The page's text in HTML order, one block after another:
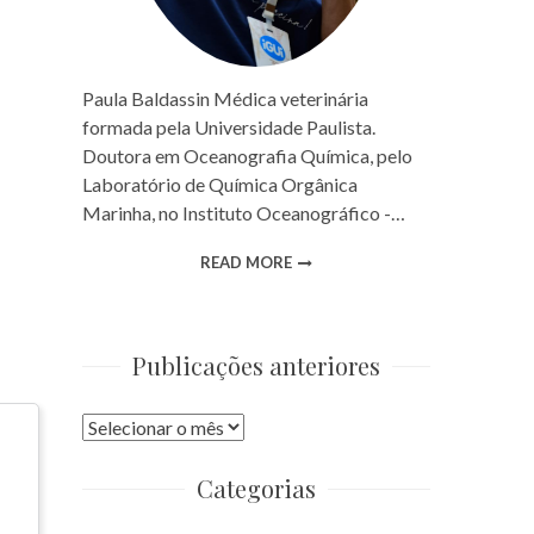
Paula Baldassin Médica veterinária
formada pela Universidade Paulista.
Doutora em Oceanografia Química, pelo
Laboratório de Química Orgânica
Marinha, no Instituto Oceanográfico -…
READ MORE
Publicações anteriores
Publicações
Categorias